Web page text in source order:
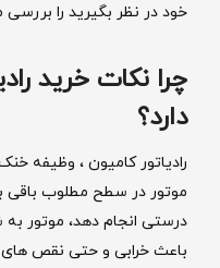
خود در نظر بگیرید را
چرا نکات خرید
دارد؟
رادیاتور کامیون ، وظیفه
موتور در سطح مطلوب باقی
درستی انجام دهد، موتور
باعث خرابی و حتی نقص ‌های